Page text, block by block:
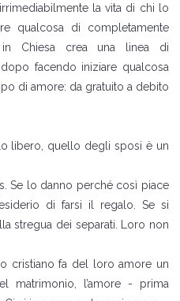
la vita di chi lo
qualcosa di completamente
Chiesa crea una linea di
facendo iniziare qualcosa
di amore: da gratuito a debito
libero, quello degli sposi è un
Se lo danno perché così piace
di farsi il regalo. Se si
stregua dei separati. Loro non
cristiano fa del loro amore un
matrimonio, l’amore - prima